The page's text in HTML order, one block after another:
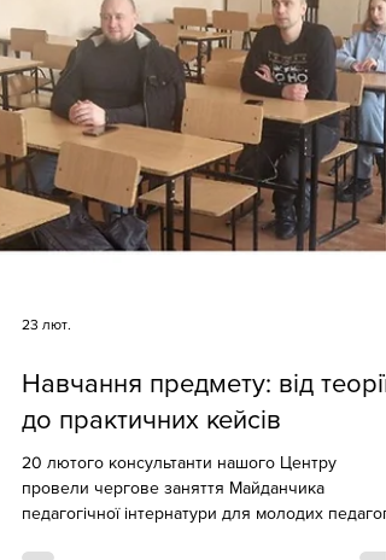
23 лют.